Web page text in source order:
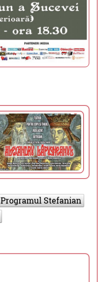
Programul Stefanian